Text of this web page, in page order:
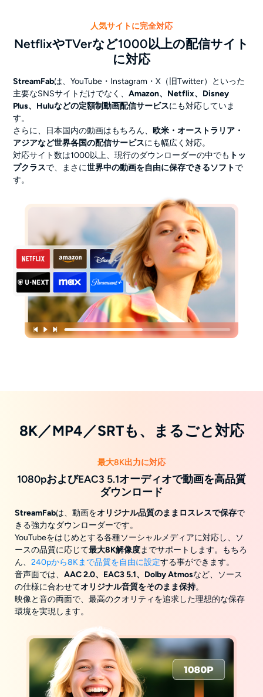
人気サイトに完全対応
NetflixやTVerなど1000以上の配信サイト
に対応
StreamFabは、YouTube・Instagram・X（旧Twitter）といった
主要なSNSサイトだけでなく、Amazon、Netflix、Disney
Plus、Huluなどの定額制動画配信サービスにも対応していま
す。
さらに、日本国内の動画はもちろん、 欧米・オーストラリア・
アジアなど世界各国の配信サービスにも幅広く対応。
対応サイト数は1000以上、現行のダウンローダーの中でも トッ
プクラスで、まさに世界中の動画を自由に保存できるソフトで
す。
8K／MP4／SRTも、まるごと対応
最大8K出力に対応
1080pおよびEAC3 5.1オーディオで動画を高品質
ダウンロード
StreamFabは、動画をオリジナル品質のままロスレスで保存で
きる強力なダウンローダーです。
YouTubeをはじめとする各種ソーシャルメディアに対応し、ソ
ースの品質に応じて最大8K解像度までサポートします。もちろ
ん、240pから8Kまで品質を自由に設定する事ができます。
音声面では、AAC 2.0、EAC3 5.1、Dolby Atmosなど、ソース
の仕様に合わせてオリジナル音質をそのまま保持。
映像と音の両面で、最高のクオリティを追求した理想的な保存
環境を実現します。